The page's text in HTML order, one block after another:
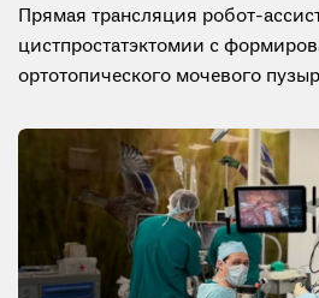
Прямая трансляция робот-
цистпростатэктомии с
ортотопического мочевого